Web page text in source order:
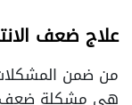
علاج ضعف
من ضمن
هي مشكلة ضعف